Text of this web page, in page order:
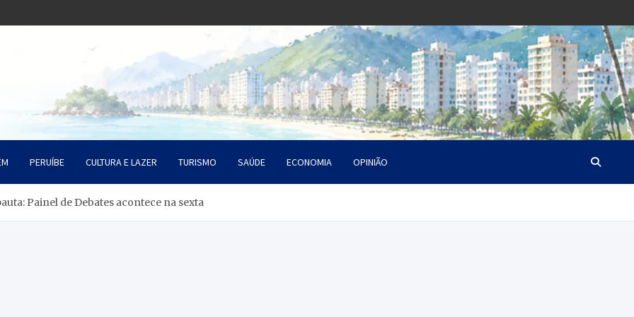
Litoral SP
PERUÍBE CULTURA E LAZER TURISMO SAÚDE ECONOMIA OPINIÃO
Painel de Debates acontece na sexta